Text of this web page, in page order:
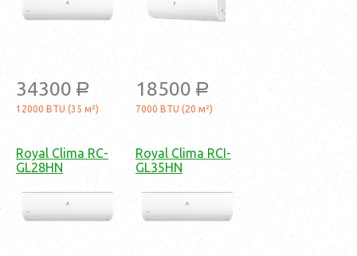
34300 a
12000 BTU (35 м²)
18500 a
7000 BTU (20 м²)
Royal Clima RC-
GL28HN
Royal Clima RCI-
GL35HN